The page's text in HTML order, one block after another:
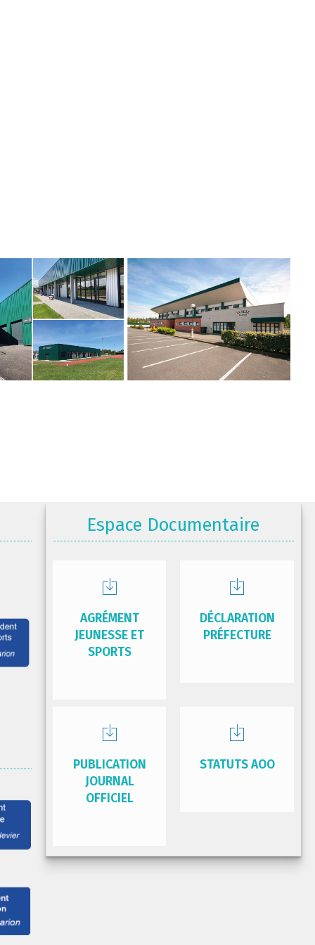
Espace Documentaire
AGRÉMENT
JEUNESSE ET
SPORTS
DÉCLARATION
PRÉFECTURE
PUBLICATION
JOURNAL
OFFICIEL
STATUTS AOO